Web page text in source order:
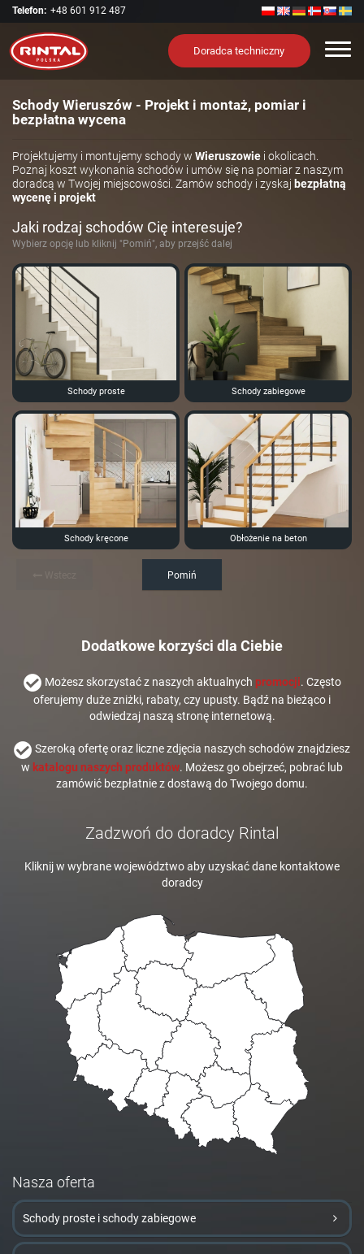
Telefon: +48 601 912 487
Doradca techniczny
Schody Wieruszów - Projekt i montaż, pomiar i
bezpłatna wycena
Projektujemy i montujemy schody w Wieruszowie i okolicach.
Poznaj koszt wykonania schodów i umów się na pomiar z naszym
doradcą w Twojej miejscowości. Zamów schody i zyskaj bezpłatną
wycenę i projekt
Jaki rodzaj schodów Cię interesuje?
Wybierz opcję lub kliknij "Pomiń", aby przejść dalej
Schody proste Schody zabiegowe
Schody kręcone Obłożenie na beton
Pomiń
Dodatkowe korzyści dla Ciebie
Możesz skorzystać z naszych aktualnych promocji. Często
oferujemy duże zniżki, rabaty, czy upusty. Bądź na bieżąco i
odwiedzaj naszą stronę internetową.
Szeroką ofertę oraz liczne zdjęcia naszych schodów znajdziesz
w katalogu naszych produktów. Możesz go obejrzeć, pobrać lub
zamówić bezpłatnie z dostawą do Twojego domu.
Zadzwoń do doradcy Rintal
Kliknij w wybrane województwo aby uzyskać dane kontaktowe
doradcy
Nasza oferta
Schody proste i schody zabiegowe